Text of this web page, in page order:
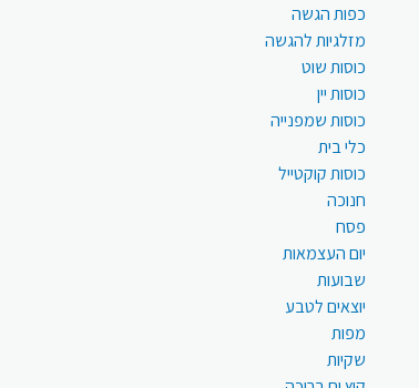
כפות הגשה
מזלגיות להגשה
כוסות שוט
כוסות יין
כוסות שמפנייה
כלי בית
כוסות קוקטייל
חנוכה
פסח
יום העצמאות
שבועות
יוצאים לטבע
מפות
שקיות